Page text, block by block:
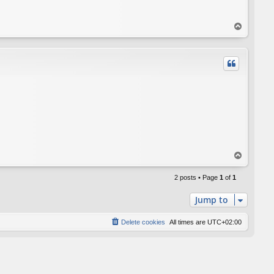
o
p
o
2 posts • Page 1 of 1
Jump to
All times are UTC+02:00
Delete cookies